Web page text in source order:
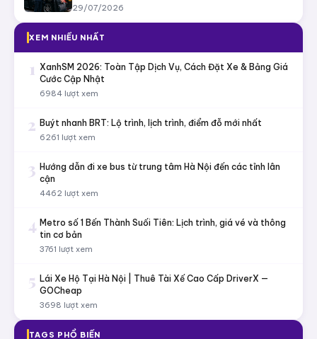
29/07/2026
XEM NHIỀU NHẤT
1 XanhSM 2026: Toàn Tập Dịch Vụ, Cách Đặt Xe & Bảng Giá
Cước Cập Nhật
6984 lượt xem
2 Buýt nhanh BRT: Lộ trình, lịch trình, điểm đỗ mới nhất
6261 lượt xem
3 Hướng dẫn đi xe bus từ trung tâm Hà Nội đến các tỉnh lân
cận
4462 lượt xem
4 Metro số 1 Bến Thành Suối Tiên: Lịch trình, giá vé và thông
tin cơ bản
3761 lượt xem
5 Lái Xe Hộ Tại Hà Nội | Thuê Tài Xế Cao Cấp DriverX —
GOCheap
3698 lượt xem
TAGS PHỔ BIẾN